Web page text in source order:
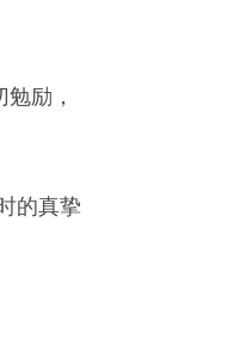
励，
的真挚